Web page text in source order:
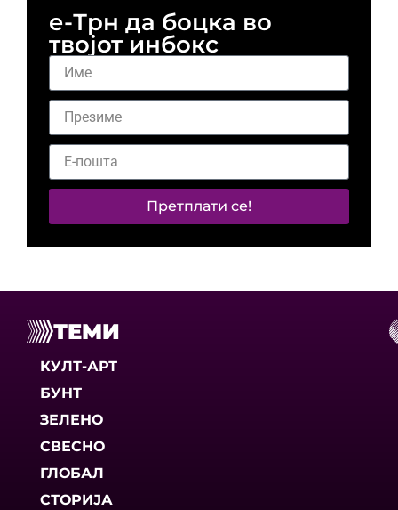
е-Трн да боцка во
твојот инбокс
Претплати се!
ТЕМИ
КУЛТ-АРТ
БУНТ
ЗЕЛЕНО
СВЕСНО
ГЛОБАЛ
СТОРИЈА